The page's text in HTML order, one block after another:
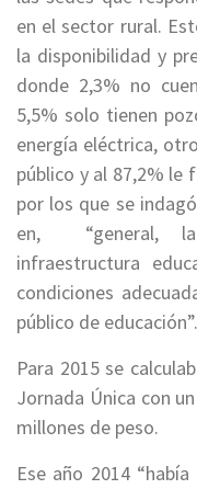
en el sector rural.
la disponibilidad y
donde 2,3% no
5,5% solo tienen
energía eléctrica,
público y al 87,2% le
por los que se
en, “general,
infraestructura
condiciones
público de educación”.
Para 2015 se
Jornada Única con
millones de peso.
Ese año 2014